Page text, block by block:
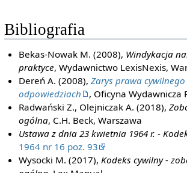
Bibliografia
Bekas-Nowak M. (2008), Windykacja
praktyce, Wydawnictwo LexisNexis,
Dereń A. (2008),Zarys prawa
odpowiedziach
, Oficyna Wydawnicza
Radwański Z., Olejniczak A. (2018),
ogólna, C.H. Beck, Warszawa
Ustawa z dnia 23 kwietnia 1964 r. -
1964 nr 16 poz. 93
Wysocki M. (2017),Kodeks cywilny -